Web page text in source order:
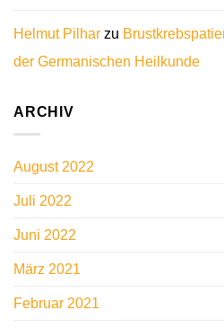
Helmut Pilhar zu
der Germanischen Heilkunde
ARCHIV
August 2022
Juli 2022
Juni 2022
März 2021
Februar 2021